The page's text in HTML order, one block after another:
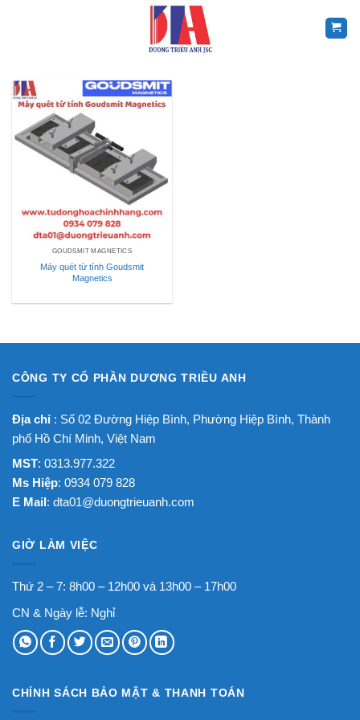
GOUDSMIT MAGNETICS
Máy quét từ tính Goudsmit
Magnetics
CÔNG TY CỔ PHẦN DƯƠNG TRIỀU ANH
Địa chỉ : Số 02 Đường Hiệp Bình, Phường Hiệp Bình, Thành
phố Hồ Chí Minh, Việt Nam
MST: 0313.977.322
Ms Hiệp: 0934 079 828
E Mail: dta01@duongtrieuanh.com
GIỜ LÀM VIỆC
Thứ 2 – 7: 8h00 – 12h00 và 13h00 – 17h00
CN & Ngày lễ: Nghỉ
CHÍNH SÁCH BẢO MẬT & THANH TOÁN